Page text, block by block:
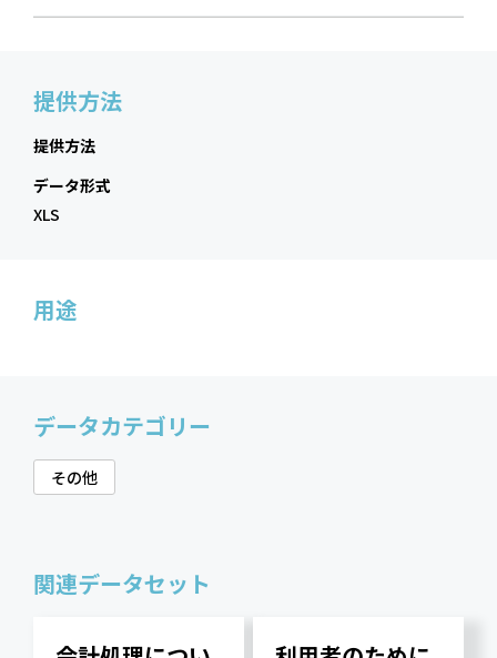
提供方法
提供方法
データ形式
XLS
用途
データカテゴリー
その他
関連データセット